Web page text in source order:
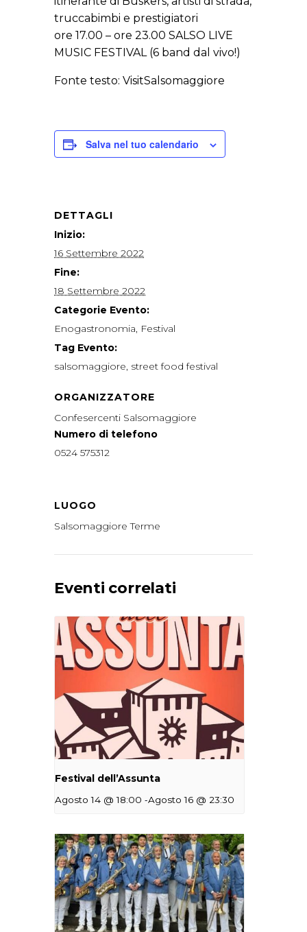
truccabimbi e prestigiatori
ore 17.00 – ore 23.00 SALSO LIVE
MUSIC FESTIVAL (6 band dal vivo!)
Fonte testo: VisitSalsomaggiore
Salva nel tuo calendario
DETTAGLI
Inizio:
16 Settembre 2022
Fine:
18 Settembre 2022
Categorie Evento:
Enogastronomia, Festival
Tag Evento:
salsomaggiore, street food festival
ORGANIZZATORE
Confesercenti Salsomaggiore
Numero di telefono
0524 575312
LUOGO
Salsomaggiore Terme
Eventi correlati
Festival dell’Assunta
Agosto 14 @ 18:00 -Agosto 16 @ 23:30